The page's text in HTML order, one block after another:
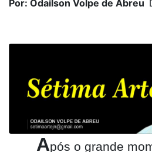
Por: Odailson Volpe de Abreu
Após o grande